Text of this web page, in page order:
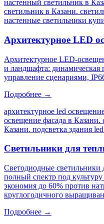
настенный светильник в
светильник в Казани.
настенные светильники
Архитектурное LED
Архитектурное LED-
и ландшафта: динамическая
управление сценариями,
Подробнее →
архитектурное led
освещение фасада в Казани.
Казани. подсветка здания
Светильники для
Светодиодные
полный спектр под
экономия до 60% против
круглогодичного
Подробнее →